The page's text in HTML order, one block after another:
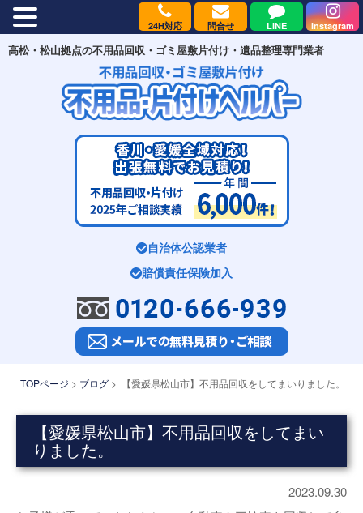
高松・松山拠点の不用品回収・ゴミ屋敷片付け・遺品整理専門業者
自治体公認業者
賠償責任保険加入
24H対応 問合せ LINE Instagram
TOPページ > ブログ > 【愛媛県松山市】不用品回収をしてまいりました。
【愛媛県松山市】不用品回収をしてまい
りました。
2023.09.30
MENU